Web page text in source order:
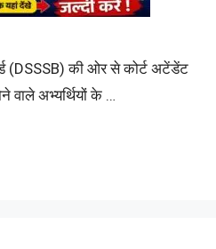
(DSSSB) की ओर से कोर्ट अटेंडेंट
वाले अभ्यर्थियों के …